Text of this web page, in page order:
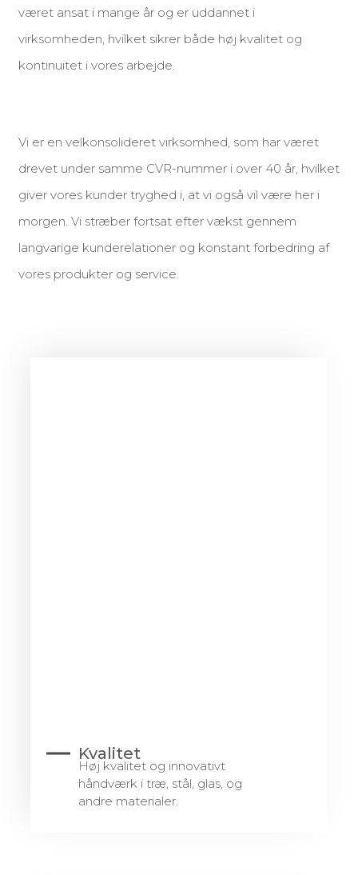
været ansat i mange år og er uddannet i
virksomheden, hvilket sikrer både høj kvalitet og
kontinuitet i vores arbejde.
Vi er en velkonsolideret virksomhed, som har været
drevet under samme CVR-nummer i over 40 år, hvilket
giver vores kunder tryghed i, at vi også vil være her i
morgen. Vi stræber fortsat efter vækst gennem
langvarige kunderelationer og konstant forbedring af
vores produkter og service.
Kvalitet
Høj kvalitet og innovativt
håndværk i træ, stål, glas, og
andre materialer.